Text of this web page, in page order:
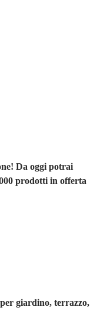
Da oggi potrai
prodotti in offerta
giardino, terrazzo,